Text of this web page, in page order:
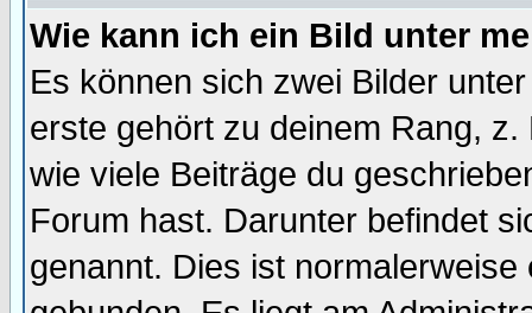
Wie kann ich ein Bild unter
Es können sich zwei Bilder
erste gehört zu deinem Rang,
wie viele Beiträge du
Forum hast. Darunter befindet
genannt. Dies ist